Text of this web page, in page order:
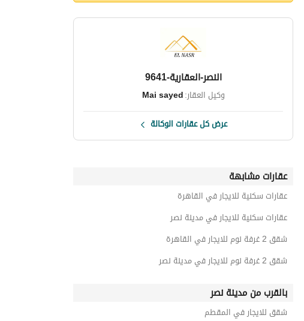
النصر-العقارية-9641
وكيل العقار:Mai sayed
عرض كل عقارات الوكالة
عقارات مشابهة
عقارات سكنية للايجار في القاهرة
عقارات سكنية للايجار في مدينة نصر
شقق 2 غرفة نوم للايجار في القاهرة
شقق 2 غرفة نوم للايجار في مدينة نصر
بالقرب من مدينة نصر
شقق للايجار في المقطم